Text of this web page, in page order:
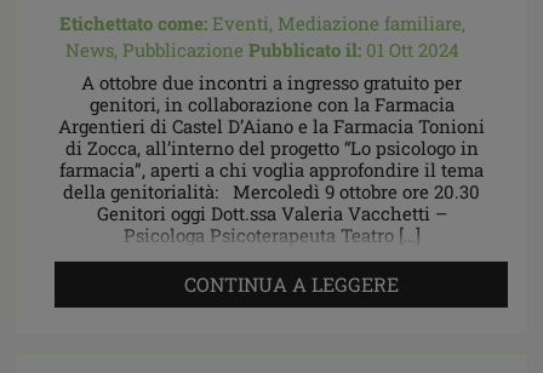
Etichettato come: Eventi, Mediazione familiare,
News, Pubblicazione Pubblicato il: 01 Ott 2024
A ottobre due incontri a ingresso gratuito per
genitori, in collaborazione con la Farmacia
Argentieri di Castel D’Aiano e la Farmacia Tonioni
di Zocca, all’interno del progetto “Lo psicologo in
farmacia”, aperti a chi voglia approfondire il tema
della genitorialità: Mercoledì 9 ottobre ore 20.30
Genitori oggi Dott.ssa Valeria Vacchetti –
Psicologa Psicoterapeuta Teatro […]
CONTINUA A LEGGERE